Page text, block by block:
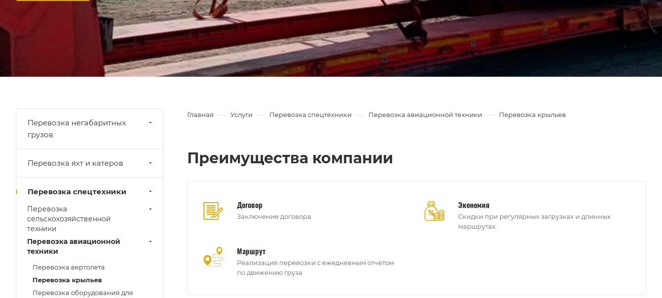
Главная — Услуги — Перевозка спецтехники — Перевозка авиационной техники — Перевозка крыльев
Преимущества компании
Договор
Заключение договора
Экономия
Скидки при регулярных загрузках и длинных
маршрутах.
Маршрут
Реализация перевозки с ежедневным отчётом
по движению груза
Перевозка негабаритных
грузов
Перевозка яхт и катеров
Перевозка спецтехники
Перевозка
сельскохозяйственной
техники
Перевозка авиационной
техники
Перевозка вертолета
Перевозка крыльев
Перевозка оборудования для